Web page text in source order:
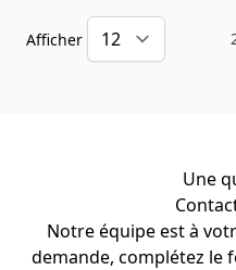
Afficher
Une
Notre équipe est à
demande, complétez le